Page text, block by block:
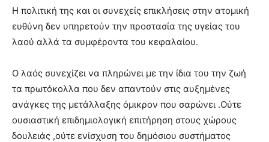
Η πολιτική της και οι συνεχείς επικλήσεις στην ατομική
ευθύνη δεν υπηρετούν την προστασία της υγείας του
λαού αλλά τα συμφέροντα του κεφαλαίου.
Ο λαός συνεχίζει να πληρώνει με την ίδια του την ζωή
τα πρωτόκολλα που δεν απαντούν στις αυξημένες
ανάγκες της μετάλλαξης όμικρον που σαρώνει .Ούτε
ουσιαστική επιδημιολογική επιτήρηση στους χώρους
δουλειάς ,ούτε ενίσχυση του δημόσιου συστήματος